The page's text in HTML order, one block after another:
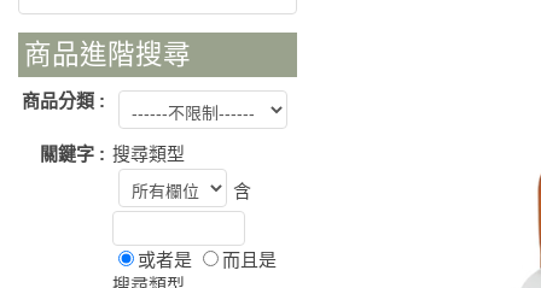
商品進階搜尋
商品分類 :
關鍵字 : 搜尋類型
含
或者是
而且是